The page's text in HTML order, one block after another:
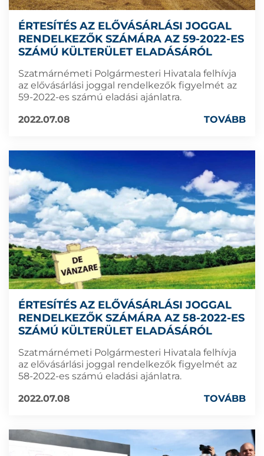
ÉRTESÍTÉS AZ ELŐVÁSÁRLÁSI JOGGAL
RENDELKEZŐK SZÁMÁRA AZ 59-2022-ES
SZÁMÚ KÜLTERÜLET ELADÁSÁRÓL
Szatmárnémeti Polgármesteri Hivatala felhívja
az elővásárlási joggal rendelkezők figyelmét az
59-2022-es számú eladási ajánlatra.
2022.07.08
TOVÁBB
ÉRTESÍTÉS AZ ELŐVÁSÁRLÁSI JOGGAL
RENDELKEZŐK SZÁMÁRA AZ 58-2022-ES
SZÁMÚ KÜLTERÜLET ELADÁSÁRÓL
Szatmárnémeti Polgármesteri Hivatala felhívja
az elővásárlási joggal rendelkezők figyelmét az
58-2022-es számú eladási ajánlatra.
2022.07.08
TOVÁBB